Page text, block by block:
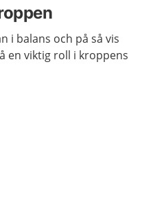
i balans och på så vis
en viktig roll i kroppens